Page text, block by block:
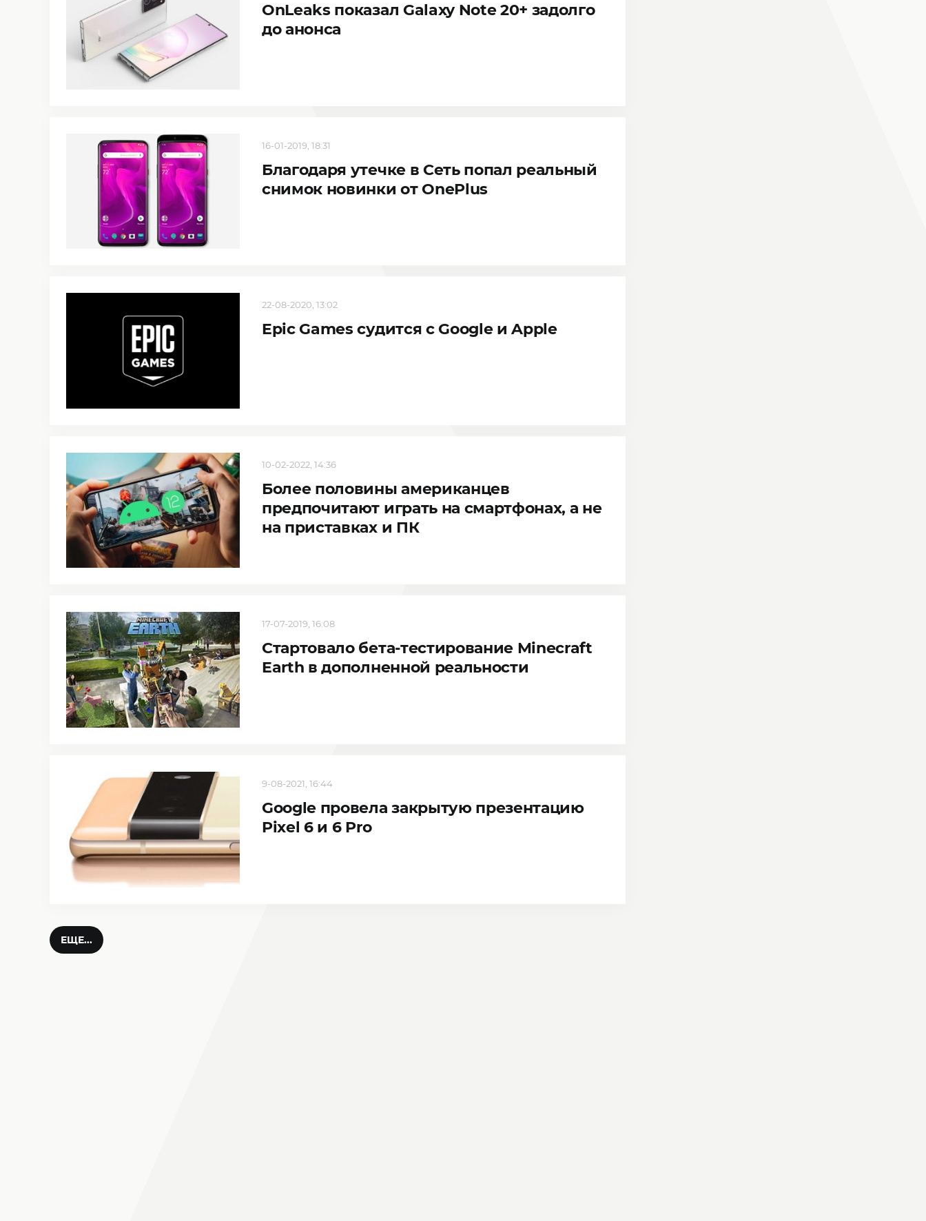
OnLeaks показал Galaxy Note 20+ задолго
до анонса
16-01-2019, 18:31
Благодаря утечке в Сеть попал реальный
снимок новинки от OnePlus
22-08-2020, 13:02
Epic Games судится с Google и Apple
10-02-2022, 14:36
Более половины американцев
предпочитают играть на смартфонах, а не
на приставках и ПК
17-07-2019, 16:08
Стартовало бета-тестирование Minecraft
Earth в дополненной реальности
9-08-2021, 16:44
Google провела закрытую презентацию
Pixel 6 и 6 Pro
ЕЩЕ...